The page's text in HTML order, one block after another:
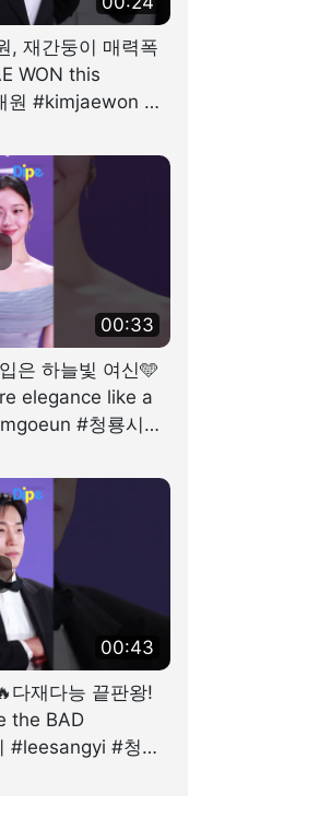
, 재간둥이 매력폭
WON this
원 #kimjaewon #
스패치
00:33
은 하늘빛 여신🩵
elegance like a
#청룡시리
00:43
다재다능 끝판왕!
the BAD
#leesangyi #청룡
치 #dispatch